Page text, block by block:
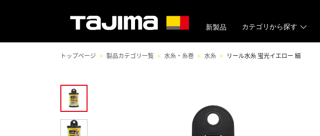
新製品 カテゴリから探す
トップページ 製品カテゴリ一覧 水糸・糸巻 水糸 リール水糸 蛍光イエロー 細